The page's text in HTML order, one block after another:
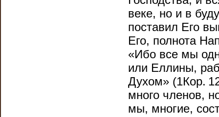
веке, но и в
поставил Его
Его, полнота
«Ибо все мы
или Еллины,
Духом» (1Кор.
много членов,
мы, многие,